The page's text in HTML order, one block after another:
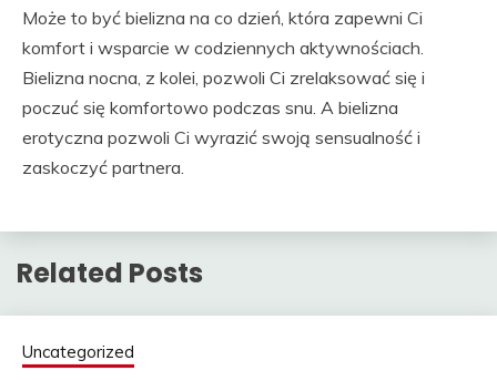
Może to być bielizna na co dzień, która zapewni Ci
komfort i wsparcie w codziennych aktywnościach.
Bielizna nocna, z kolei, pozwoli Ci zrelaksować się i
poczuć się komfortowo podczas snu. A bielizna
erotyczna pozwoli Ci wyrazić swoją sensualność i
zaskoczyć partnera.
Related Posts
Uncategorized